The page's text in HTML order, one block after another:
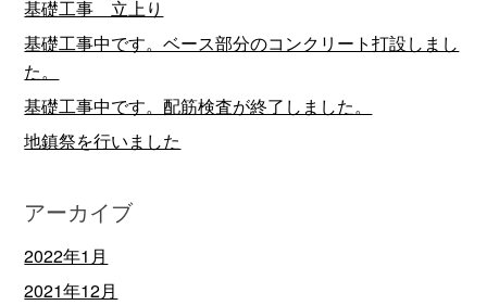
基礎工事 立上り
基礎工事中です。ベース部分のコンクリート打設しまし
た。
基礎工事中です。配筋検査が終了しました。
地鎮祭を行いました
アーカイブ
2022年1月
2021年12月